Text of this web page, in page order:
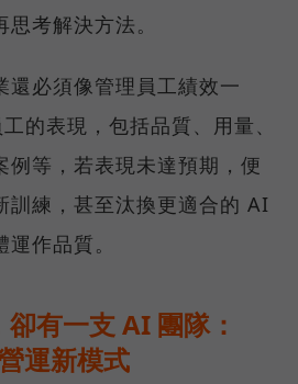
考解決方法。
還必須像管理員工績效一
的表現，包括品質、用量、
例等，若表現未達預期，便
訓練，甚至汰換更適合的 AI
作品質。
有一支 AI 團隊：
運新模式